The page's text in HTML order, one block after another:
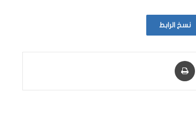
نسخ الرابط